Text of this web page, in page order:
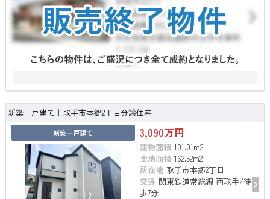
新築一戸建て｜取手市本郷2丁目分譲住宅
新築一戸建て 3,090万円
建物面積 101.01m2
土地面積 162.52m2
所在地 取手市本郷2丁目
交通 関東鉄道常総線 西取手/徒
歩7分